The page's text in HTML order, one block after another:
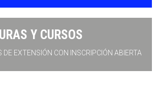
Y CURSOS
DE EXTENSIÓN CON INSCRIPCIÓN ABIERTA